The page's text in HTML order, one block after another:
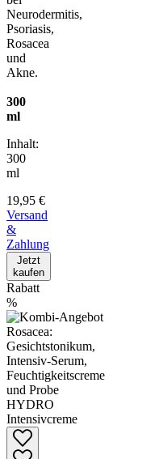
Neurodermitis,
Psoriasis,
Rosacea
und
Akne.
300
ml
Inhalt:
300
ml
19,95 €
Versand
&
Zahlung
Jetzt
kaufen
Rabatt
%